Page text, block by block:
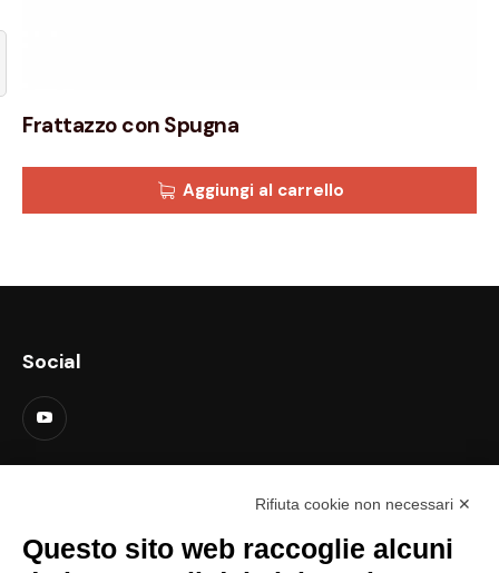
Frattazzo con Spugna
Aggiungi al carrello
Social
Rifiuta cookie non necessari ✕
Questo sito web raccoglie alcuni